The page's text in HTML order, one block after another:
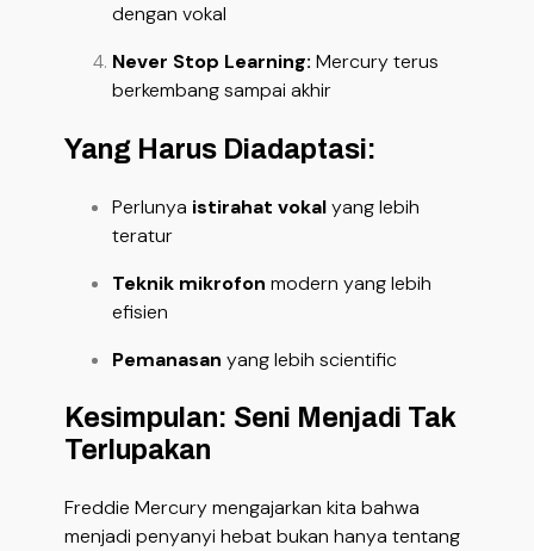
dengan vokal
Never Stop Learning: Mercury terus
berkembang sampai akhir
Yang Harus Diadaptasi:
Perlunya istirahat vokalyang lebih
teratur
Teknik mikrofon modern yang lebih
efisien
Pemanasan yang lebih scientific
Kesimpulan: Seni Menjadi Tak
Terlupakan
Freddie Mercury mengajarkan kita bahwa
menjadi penyanyi hebat bukan hanya tentang